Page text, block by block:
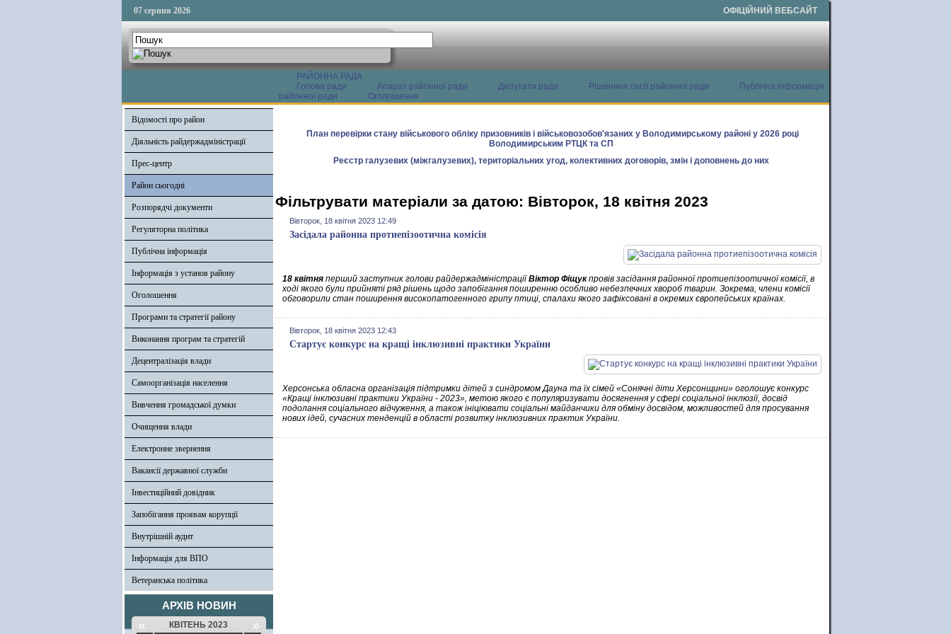
07 серпня 2026 ОФІЦІЙНИЙ ВЕБСАЙТ
РАЙОННА РАДА
Голова ради
Апарат районної ради Депутати ради Рішенння сесії районної ради
Публічна інформація
районної ради
Оголошення
Відомості про район
Діяльність райдержадміністрації
Прес-центр
Район сьогодні
Розпорядчі документи
Регуляторна політика
Публічна інформація
Інформація з установ району
Оголошення
Програми та стратегії району
Виконання програм та стратегій
Децентралізація влади
Самоорганізація населення
Вивчення громадської думки
Очищення влади
Електронне звернення
Вакансії державної служби
Інвестиційний довідник
Запобігання проявам корупції
Внутрішній аудит
Інформація для ВПО
Ветеранська політика
АРХІВ НОВИН
« КВІТЕНЬ 2023 »
План перевірки стану військового обліку призовників і військовозобов'язаних у Володимирському районі у 2026 році
Володимирським РТЦК та СП
Реєстр галузевих (міжгалузевих), територіальних угод, колективних договорів, змін і доповнень до них
Фільтрувати матеріали за датою: Вівторок, 18 квітня 2023
Вівторок, 18 квітня 2023 12:49
Засідала районна протиепізоотична комісія
18 квітня перший заступник голови райдержадміністраціїВіктор Фіщукпровів засідання районної протиепізоотичної комісії, в
ході якого були прийняті ряд рішень щодо запобігання поширенню особливо небезпечних хвороб тварин. Зокрема, члени комісії
обговорили стан поширення високопатогенного грипу птиці, спалахи якого зафіксовані в окремих європейських країнах.
Вівторок, 18 квітня 2023 12:43
Стартує конкурс на кращі інклюзивні практики України
Херсонська обласна організація підтримки дітей з синдромом Дауна та їх сімей «Сонячні діти Херсонщини» оголошує конкурс
«Кращі інклюзивні практики України - 2023», метою якого є популяризувати досягнення у сфері соціальної інклюзії, досвід
подолання соціального відчуження, а також ініціювати соціальні майданчики для обміну досвідом, можливостей для просування
нових ідей, сучасних тенденцій в області розвитку інклюзивних практик України.